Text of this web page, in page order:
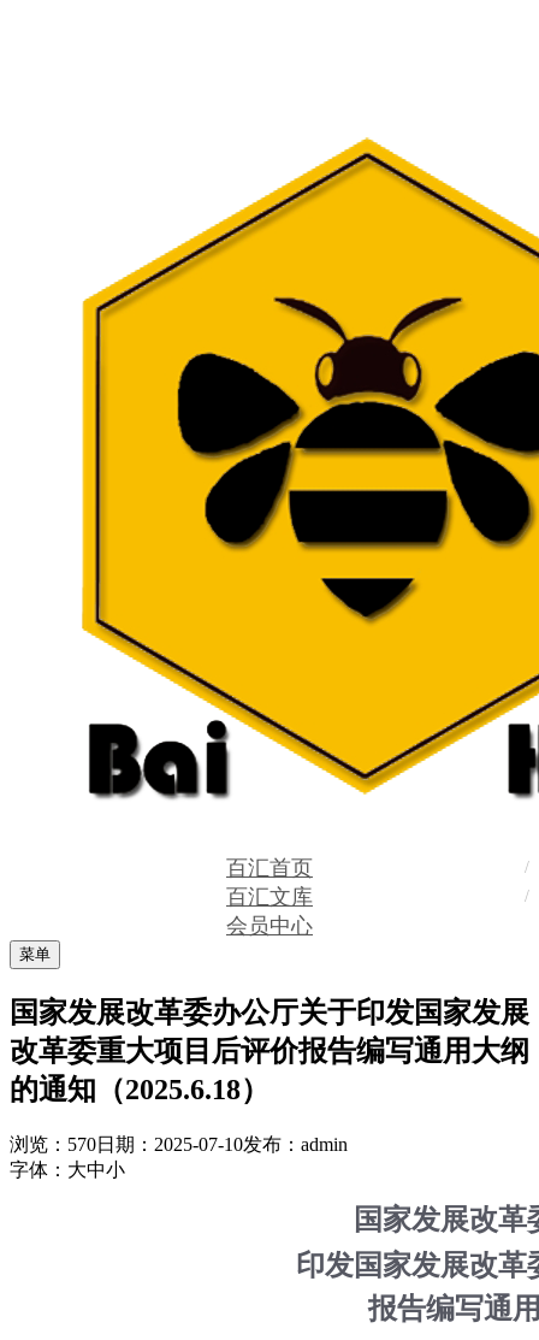
百汇首页
百汇文库
会员中心
菜单
国家发展改革委办公厅关于印发国家发展
改革委重大项目后评价报告编写通用大纲
的通知（2025.6.18）
浏览：570日期：2025-07-10发布：admin
字体： 大中小
国家发展改
印发国家发展改
报告编写通